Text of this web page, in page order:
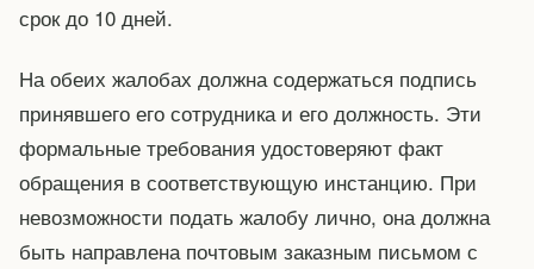
срок до 10 дней.
На обеих жалобах должна содержаться подпись
принявшего его сотрудника и его должность. Эти
формальные требования удостоверяют факт
обращения в соответствующую инстанцию. При
невозможности подать жалобу лично, она должна
быть направлена почтовым заказным письмом с